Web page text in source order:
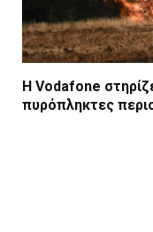
Η Vodafone
πυρόπληκτες